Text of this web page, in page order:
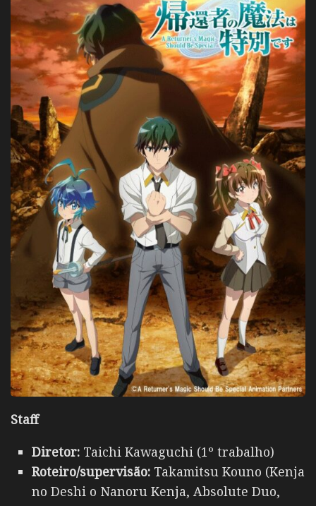
Staff
Diretor: Taichi Kawaguchi (1º trabalho)
Roteiro/supervisão: Takamitsu Kouno (Kenja
no Deshi o Nanoru Kenja, Absolute Duo,